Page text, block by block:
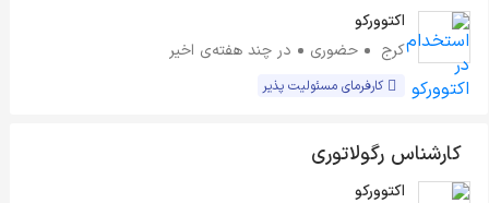
اکتوورکو
کرج
حضوری در چند هفته‌ی اخیر
کارفرمای مسئولیت پذیر
کارشناس رگولاتوری
اکتوورکو